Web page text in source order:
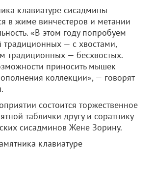
клавиатуре сисадмины
в жиме винчестеров и метании
«В этом году попробуем
традиционных — с хвостами,
традиционных — бесхвостых.
приносить мышек
коллекции», — говорят
состоится торжественное
таблички другу и соратнику
сисадминов Жене Зорину.
клавиатуре